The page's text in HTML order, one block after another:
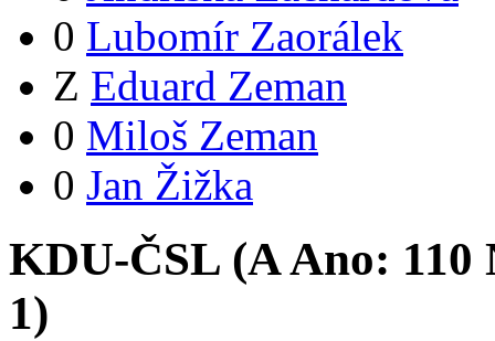
0 Lubomír Zaorálek
Z Eduard Zeman
0 Miloš Zeman
0 Jan Žižka
KDU-ČSL (AAno: 110
1)